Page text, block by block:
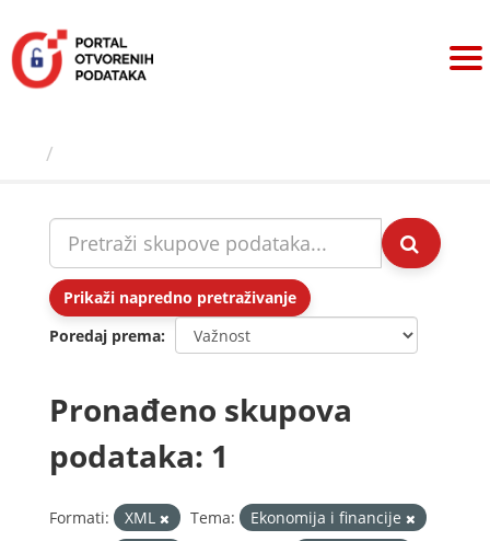
sadržaj
Prikaži napredno pretraživanje
Poredaj prema
Pronađeno skupova
podataka: 1
Formati: XML Tema:
Ekonomija i financije